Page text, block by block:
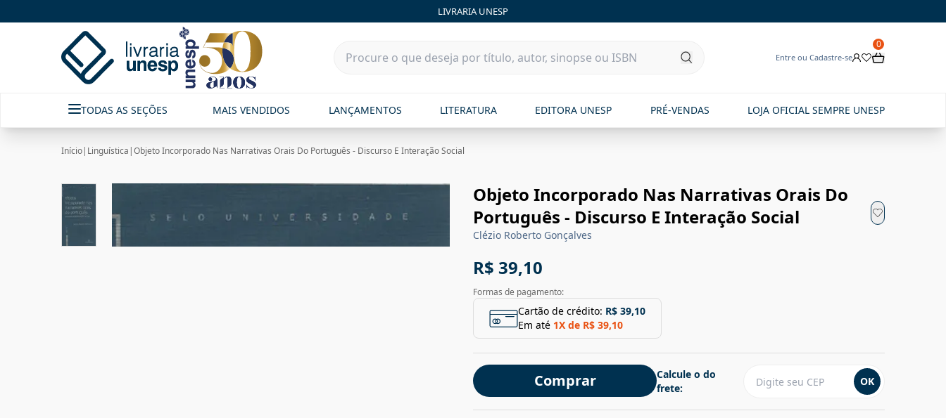
LIVRARIA UNESP
Entre ou Cadastre-se
0
TODAS AS SEÇÕES MAIS VENDIDOS LANÇAMENTOS LITERATURA EDITORA UNESP PRÉ-VENDAS LOJA OFICIAL SEMPRE UNESP
Início| Linguística |Objeto Incorporado Nas Narrativas Orais Do Português - Discurso E Interação Social
Objeto Incorporado Nas Narrativas Orais Do
Português - Discurso E Interação Social
Clézio Roberto Gonçalves
R$ 39,10
Formas de pagamento:
Cartão de crédito: R$ 39,10
Em até 1X de R$ 39,10
Comprar
Calcule o do
frete:
OK